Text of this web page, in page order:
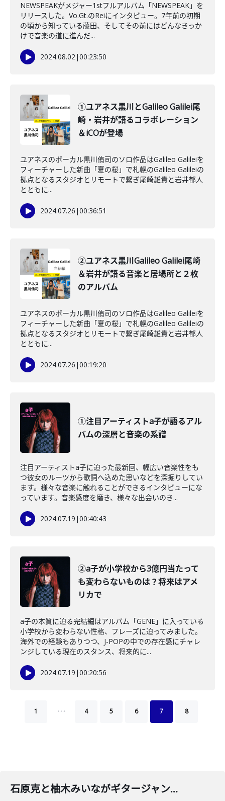
NEWSPEAKがメジャー1stフルアルバム「NEWSPEAK」を
リリースした。Vo.Gt.のReiにインタビュー。7年前の初期
の頃から知っている藤田、そしてその前にはどんなきっか
けで音楽の道に進んだ...
2024.08.02|00:23:50
①ユアネス黒川とGalileo Galilei尾
崎・岩井が語るコラボレーション
＆iCOが登場
ユアネスのボーカル黒川侑司のソロ作品はGalileo Galileiを
フィーチャーした新曲「夏の桜」で札幌のGalileo Galileiの
拠点となるスタジオとリモートで繋ぎ尾崎雄貴と岩井郁人
とともに...
2024.07.26 |00:36:51
②ユアネス黒川Galileo Galilei尾崎
＆岩井が語る音楽と居場所と２枚
のアルバム
ユアネスのボーカル黒川侑司のソロ作品はGalileo Galileiを
フィーチャーした新曲「夏の桜」で札幌のGalileo Galileiの
拠点となるスタジオとリモートで繋ぎ尾崎雄貴と岩井郁人
とともに...
2024.07.26 |00:19:20
①注目アーティストa子が語るアル
バムの深層と音楽の系譜
注目アーティストa子に迫った最新回、幅広い音楽性をも
つ彼女のルーツから歌詞へ込めた思いなどを深掘りしてい
ます。様々な音楽に触れることができるインタビューにな
っています。音楽感度を磨き、様々な出会いのき...
2024.07.19 |00:40:43
②a子が小学校から3億円当たって
も変わらないものは？将来はアメ
リカで
a子の本質に迫る完結編はアルバム「GENE」に入っている
小学校から変わらない性格、フレーズに迫ってみました。
海外での経験もありつつ、J-POPの中での存在感にチャレ
ンジしている現在のスタンス、将来的に...
2024.07.19 |00:20:56
1 … 4 5 6 7 8
石原克と柚木みいながギタージャンボリー新弟子検査を大いに語る特別編！